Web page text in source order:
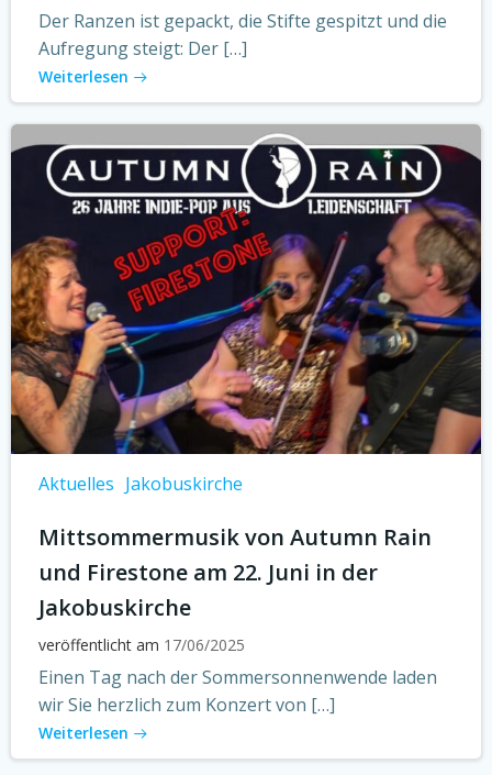
Der Ranzen ist gepackt, die Stifte gespitzt und die
Aufregung steigt: Der […]
Weiterlesen
Aktuelles Jakobuskirche
Mittsommermusik von Autumn Rain
und Firestone am 22. Juni in der
Jakobuskirche
veröffentlicht am 17/06/2025
Einen Tag nach der Sommersonnenwende laden
wir Sie herzlich zum Konzert von […]
Weiterlesen